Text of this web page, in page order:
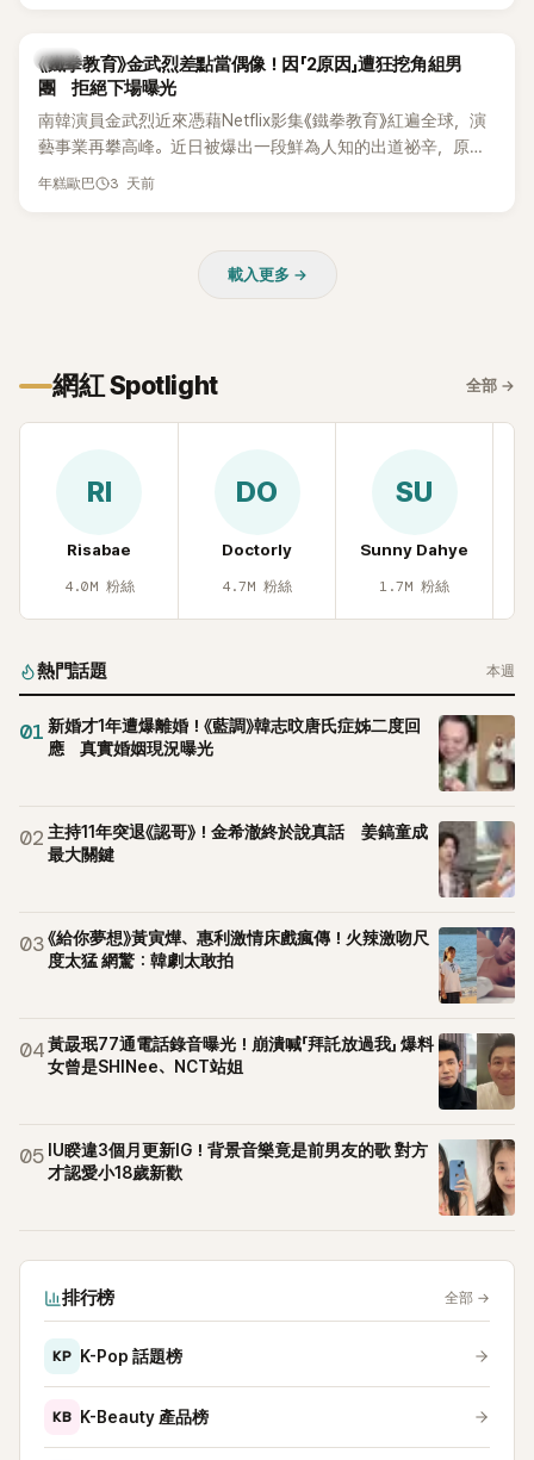
員身分出道，該團在 2000 年代初期紅極一時，由李智惠、徐
智英兩位女成員，以及張錫炫、Chris Kim 兩位男成員組成。不
過後來爆出長達四年的團內霸凌風波，甚至傳出徐智英母親對
李智惠言語辱罵、動手等爭議，最終團體於 2002 年解散。 團
體解散後，李智惠轉型 solo，靠著綜藝與歌唱實力持續活躍演
藝圈。據悉，她當年能加入 S#arp，也與 李尚敏 的賞識有關。
感情方面，李智惠於 2017 年與圈外男友結婚，婚後育有兩個
目，她經營的 YouTube 頻道也即將突破百萬訂閱，近年內容深
韓星
《鐵拳教育》金武烈差點當偶像！因「2原因」遭狂挖角組男
團 拒絕下場曝光
南韓演員金武烈近來憑藉Netflix影集《鐵拳教育》紅遍全球，演
藝事業再攀高峰。近日被爆出一段鮮為人知的出道祕辛，原來
他當年差點不是以演員身分出道，而是成為男團偶像的一員。
年糕歐巴 3 天前
載入更多 →
網紅 Spotlight 全部 →
RI
Risabae
4.0M 粉絲
DO
Doctorly
4.7M 粉絲
SU
Sunny Dahye
1.7M 粉絲
熱門話題 本週
01 新婚才1年遭爆離婚！《藍調》韓志旼唐氏症姊二度回
應 真實婚姻現況曝光
02 主持11年突退《認哥》！金希澈終於說真話 姜鎬童成
最大關鍵
03《給你夢想》黃寅燁、惠利激情床戲瘋傳！火辣激吻尺
度太猛 網驚：韓劇太敢拍
04黃晸珉77通電話錄音曝光！崩潰喊「拜託放過我」 爆料
女曾是SHINee、NCT站姐
05 IU睽違3個月更新IG！背景音樂竟是前男友的歌 對方
才認愛小18歲新歡
排行榜 全部 →
KP K-Pop 話題榜
KB K-Beauty 產品榜